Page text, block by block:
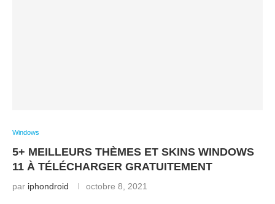
Windows
5+ MEILLEURS THÈMES ET SKINS WINDOWS
11 À TÉLÉCHARGER GRATUITEMENT
par iphondroid octobre 8, 2021